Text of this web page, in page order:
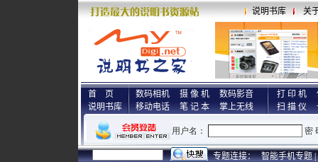
说明书库 关
首 页
说明书库
数码相机 摄 像 机
数码影音
移动电话
笔 记 本 掌上无线
打 印 机
扫 描 仪
专题连接： 智能手机专题 |